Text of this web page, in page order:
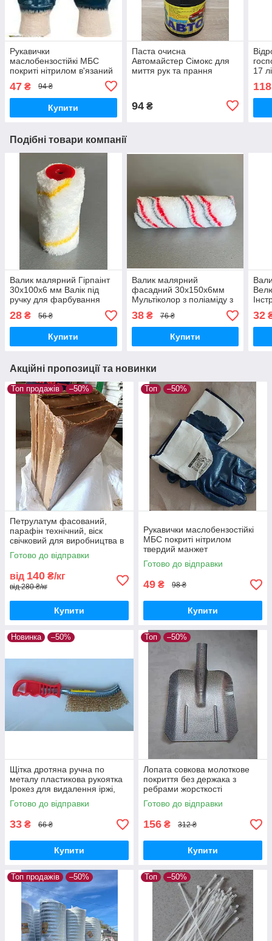
Рукавички
маслобензостійкі МБС
покриті нітрилом в'язаний
47 ₴ 94 ₴
Купити
Паста очисна
Автомайстер Сімокс для
миття рук та прання
94₴
17
та
118
Подібні товари компанії
Валик малярний Гірпаінт
30x100х6 мм Валік під
ручку для фарбування
Інструмент
для лакофарбових
матеріалів емалей та
28 ₴ 56 ₴
Купити
Валик малярний
фасадний 30х150х6мм
Мультіколор з поліаміду з
додаванням акрилу на
тканинній основі Hand-
Tools Optima без ручки
38₴ 76 ₴
Купити
для
32
Акційні пропозиції та новинки
Топ продажів –50%
Петрулатум фасований,
парафін технічний, віск
свічковий для виробництва в
пластинах 5,2 кг нафтовий
вазелін
Готово до відправки
від 140 ₴/кг
від 280 ₴/кг
Купити
Топ –50%
Рукавички маслобензостійкі
МБС покриті нітрилом
твердий манжет
Готово до відправки
49 ₴ 98 ₴
Купити
Новинка –50%
Щітка дротяна ручна по
металу пластикова рукоятка
Ірокез для видалення іржі,
окалини, фарби, клею з
поверхонь
Готово до відправки
33 ₴ 66 ₴
Купити
Топ –50%
Лопата совкова молоткове
покриття без держака з
ребрами жорсткості
Готово до відправки
156 ₴ 312 ₴
Купити
Топ продажів –50% Топ –50%